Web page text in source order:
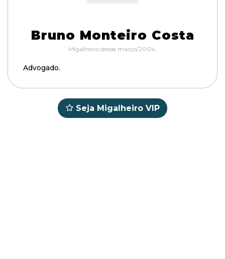
Bruno Monteiro Costa
Migalheiro desde março/2004.
Advogado.
Seja Migalheiro VIP